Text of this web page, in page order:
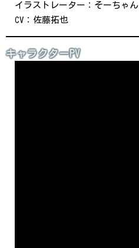
イラストレーター：そーちゃん
CV：佐藤拓也
キャラクターPV